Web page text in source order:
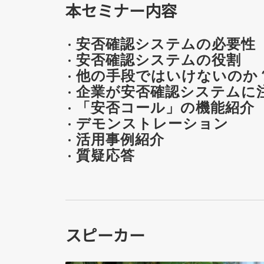
本セミナー内容
安否確認システムの必要性
安否確認システムの役割
他の手段ではいけないのか
企業が安否確認システムに
「安否コール」の機能紹介
デモンストレーション
活用事例紹介
質疑応答
スピーカー